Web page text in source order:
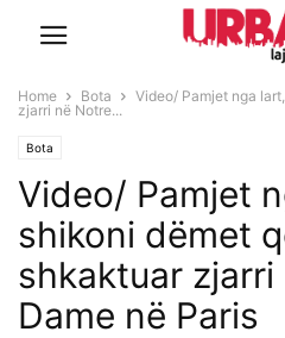
Home Bota
Video/ Pamjet nga
zjarri në Notre...
Bota
Video/ Pamjet
shikoni dëmet
shkaktuar zjarri
Dame në Paris